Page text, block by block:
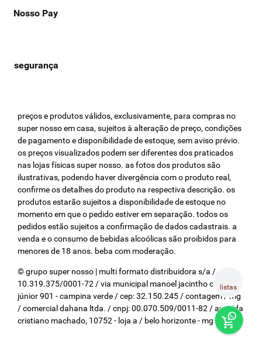
listas
Nosso Pay
preços e produtos válidos, exclusivamente, para compras no
super nosso em casa, sujeitos à alteração de preço, condições
de pagamento e disponibilidade de estoque, sem aviso prévio.
os preços visualizados podem ser diferentes dos praticados
nas lojas físicas super nosso. as fotos dos produtos são
ilustrativas, podendo haver divergência com o produto real,
confirme os detalhes do produto na respectiva descrição. os
produtos estarão sujeitos a disponibilidade de estoque no
momento em que o pedido estiver em separação. todos os
pedidos estão sujeitos a confirmação de dados cadastrais. a
venda e o consumo de bebidas alcoólicas são proibidos para
menores de 18 anos. beba com moderação.
© grupo super nosso | multi formato distribuidora s/a / cnpj:
10.319.375/0001-72 / via municipal manoel jacintho coelho
júnior 901 - campina verde / cep: 32.150.245 / contagem / mg
/ comercial dahana ltda. / cnpj: 00.070.509/0011-82 / avenida
cristiano machado, 10752 - loja a / belo horizonte - mg